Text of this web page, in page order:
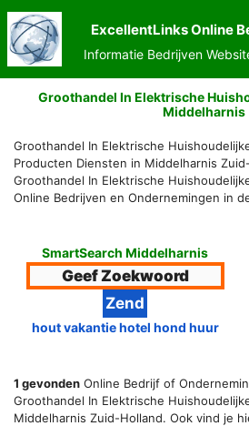
Ga
naar
de
inhoud
ExcellentLinks Online
Informatie Bedrijven
Groothandel In Elektrische
Middelharnis
Groothandel In Elektrische
Producten Diensten in Middelharnis
Groothandel In Elektrische
Online Bedrijven en Ondernemingen in
SmartSearch Middelharnis
hout vakantie hotel hond huur
1 gevonden Online Bedrijf of
Groothandel In Elektrische
Middelharnis Zuid-Holland. Ook vind je